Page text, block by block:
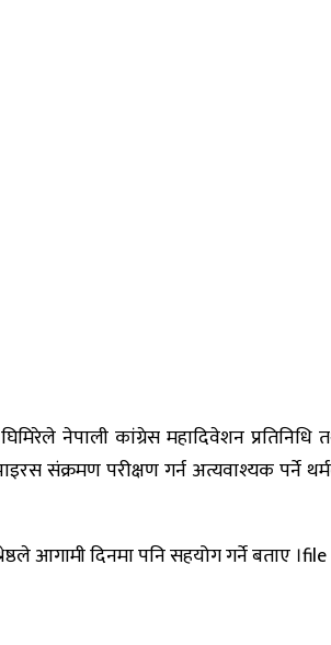
नेपाली कांग्रेस महादिवेशन
संक्रमण परीक्षण गर्न अत्यवाश्यक पर्ने
आगामी दिनमा पनि सहयोग गर्ने बताए